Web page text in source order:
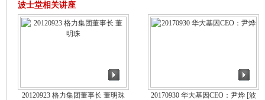
波士堂相关讲座
20120923 格力集团董事长 董明珠
20170930 华大基因CEO：尹烨 [波